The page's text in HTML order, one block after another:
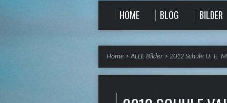
HOME BLOG BILDER
Home > ALLE Bilder > 2012 Schule U. E.